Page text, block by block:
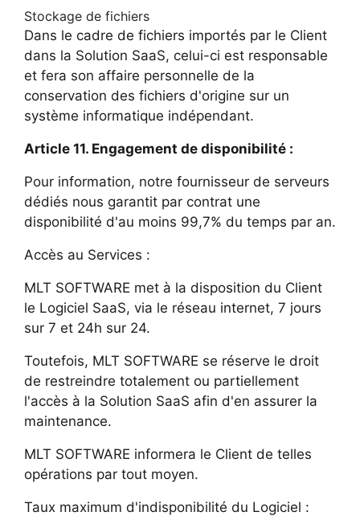
Stockage de fichiers
Dans le cadre de fichiers importés par le Client
dans la Solution SaaS, celui-ci est responsable
et fera son affaire personnelle de la
conservation des fichiers d'origine sur un
système informatique indépendant.
Article 11. Engagement de disponibilité :
Pour information, notre fournisseur de serveurs
dédiés nous garantit par contrat une
disponibilité d'au moins 99,7% du temps par an.
Accès au Services :
MLT SOFTWARE met à la disposition du Client
le Logiciel SaaS, via le réseau internet, 7 jours
sur 7 et 24h sur 24.
Toutefois, MLT SOFTWARE se réserve le droit
de restreindre totalement ou partiellement
l'accès à la Solution SaaS afin d'en assurer la
maintenance.
MLT SOFTWARE informera le Client de telles
opérations par tout moyen.
Taux maximum d'indisponibilité du Logiciel :